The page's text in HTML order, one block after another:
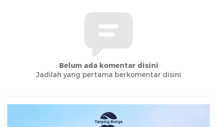
Belum ada komentar disini
Jadilah yang pertama berkomentar disini